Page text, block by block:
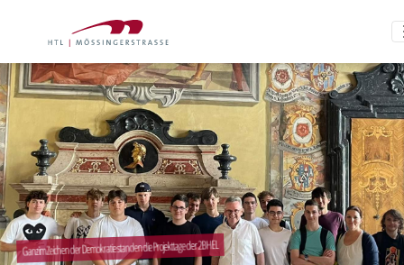
Ganz im Zeichen der Demokratie standen die Projekttage der 2BHEL